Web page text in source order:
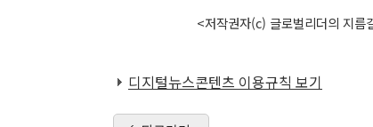
<저작권자(c) 글로벌리더의 지
디지털뉴스콘텐츠 이용규칙 보기